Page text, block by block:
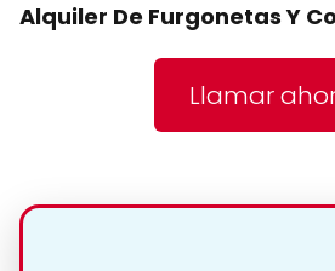
Alquiler De Furgonetas Y
Llamar